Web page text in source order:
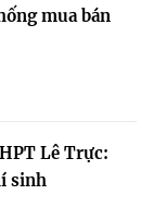
mua bán
Lê Trực:
sinh